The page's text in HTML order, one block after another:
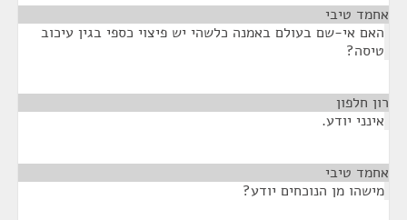
אחמד טיבי
האם אי-שם בעולם באמנה כלשהי יש פיצוי כספי בגין עיכוב
טיסה?
רון חלפון
אינני יודע.
אחמד טיבי
מישהו מן הנוכחים יודע?